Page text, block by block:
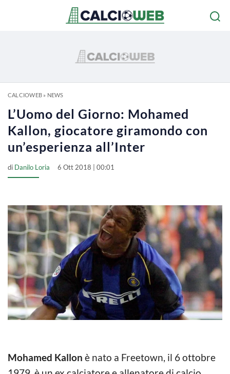
CALCIOWEB» NEWS
L’Uomo del Giorno: Mohamed
Kallon, giocatore giramondo con
un’esperienza all’Inter
di Danilo Loria 6 Ott 2018 | 00:01
Mohamed Kallon è nato a Freetown, il 6 ottobre